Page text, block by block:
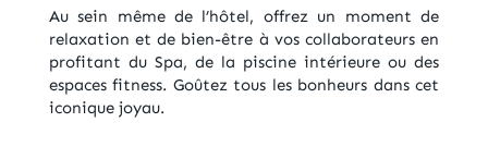
Au sein même de l’hôtel, offrez un moment de
relaxation et de bien-être à vos collaborateurs en
profitant du Spa, de la piscine intérieure ou des
espaces fitness. Goûtez tous les bonheurs dans cet
iconique joyau.